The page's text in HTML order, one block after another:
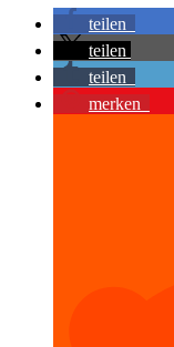
teilen
teilen
teilen
merken